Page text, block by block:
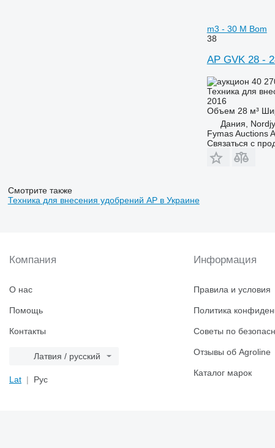
m3 - 30 M Bom
38
AP GVK 28 -
40
Техника для
2016
Объем 28 м³
Дания,
Fymas Auctions
Связаться с
Смотрите также
Техника для внесения удобрений AP в Украине
Компания
О нас
Помощь
Контакты
Латвия / русский
Lat Рус
Информация
Правила и условия
Политика
Советы по
Отзывы об Agroline
Каталог марок